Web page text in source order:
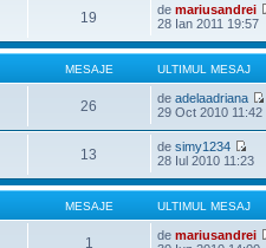
19 demariusandrei
28 Ian 2011 19:57
MESAJE ULTIMUL MESAJ
26 deadelaadriana
29 Oct 2010 11:42
13 desimy1234
28 Iul 2010 11:23
MESAJE ULTIMUL MESAJ
1 demariusandrei